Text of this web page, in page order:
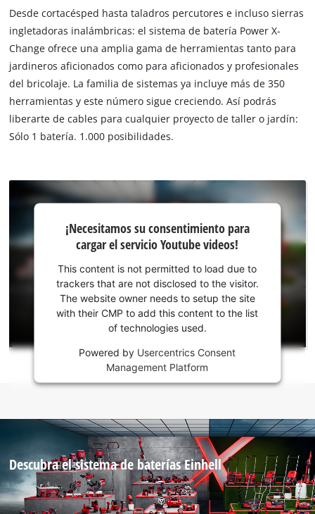
Desde cortacésped hasta taladros percutores e incluso sierras
ingletadoras inalámbricas: el sistema de batería Power X‐
Change ofrece una amplia gama de herramientas tanto para
jardineros aficionados como para aficionados y profesionales
del bricolaje. La familia de sistemas ya incluye más de 350
herramientas y este número sigue creciendo. Así podrás
liberarte de cables para cualquier proyecto de taller o jardín:
Sólo 1 batería. 1.000 posibilidades.
consentimiento
para cargar el
servicio
Youtube!
is
permitted
trackers
that
are
not
¡Necesitamos su consentimiento para
cargar el servicio Youtube videos!
This content is not permitted to load due to
trackers that are not disclosed to the visitor.
The website owner needs to setup the site
with their CMP to add this content to the list
of technologies used.
Powered by Usercentrics Consent
Management Platform
Descubra el sistema de baterías Einhell